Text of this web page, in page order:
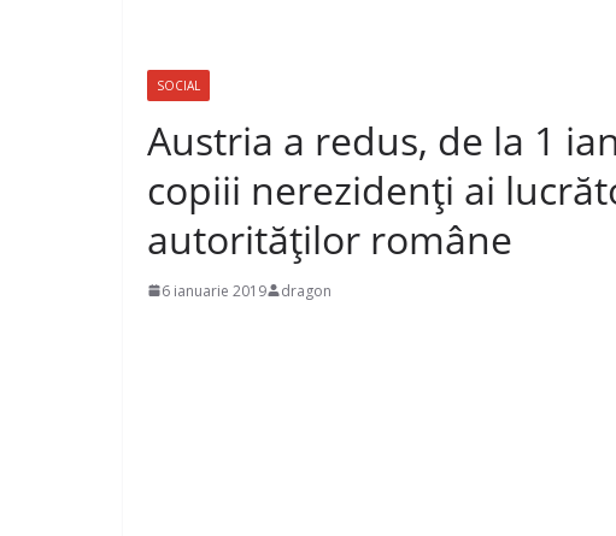
SOCIAL
Austria a redus, de la 1
copiii nerezidenți ai
autorităților române
6 ianuarie 2019 dragon